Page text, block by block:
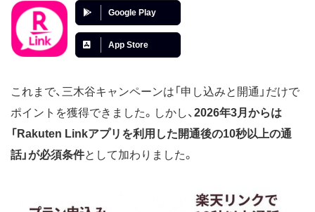
Google Play
App Store
これまで、三木谷キャンペーンは「申し込みと開通」だけで
ポイントを獲得できました。しかし、 2026年3月からは
「Rakuten Linkアプリを利用した開通後の10秒以上の通
話」が必須条件として加わりました。